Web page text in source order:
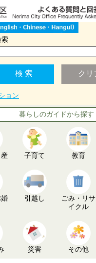
索
ョン
暮らしのガイドから探す
子育て 教育
引越し
ごみ・リサ
イクル
災害 その他